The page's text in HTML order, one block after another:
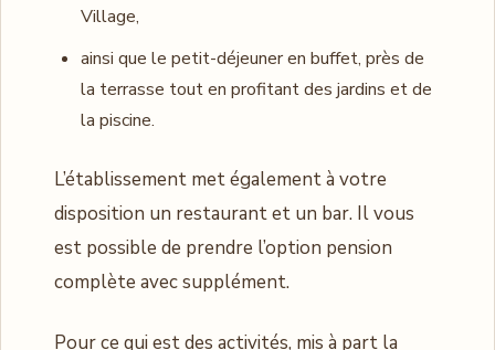
Village,
ainsi que le petit-déjeuner en buffet, près de
la terrasse tout en profitant des jardins et de
la piscine.
L’établissement met également à votre
disposition un restaurant et un bar. Il vous
est possible de prendre l’option pension
complète avec supplément.
Pour ce qui est des activités, mis à part la